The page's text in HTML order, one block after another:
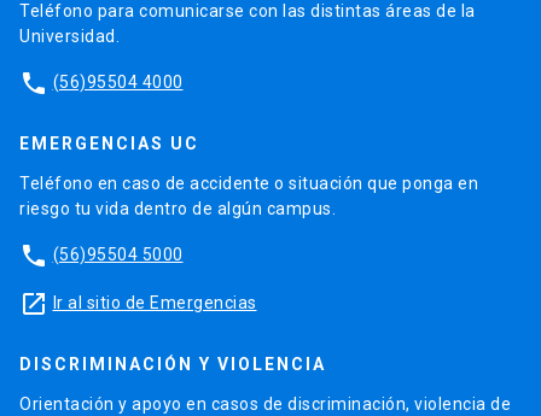
Teléfono para comunicarse con las distintas áreas de la
Universidad.
phone (56)95504 4000
EMERGENCIAS UC
Teléfono en caso de accidente o situación que ponga en
riesgo tu vida dentro de algún campus.
phone (56)95504 5000
launch Ir al sitio de Emergencias
DISCRIMINACIÓN Y VIOLENCIA
Orientación y apoyo en casos de discriminación, violencia de